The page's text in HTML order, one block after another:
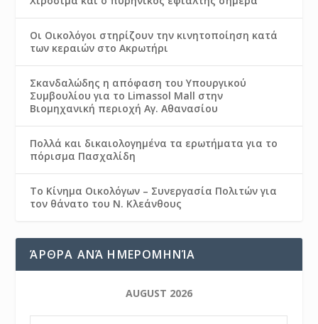
Οι Οικολόγοι στηρίζουν την κινητοποίηση κατά
των κεραιών στο Ακρωτήρι
Σκανδαλώδης η απόφαση του Υπουργικού
Συμβουλίου για το Limassol Mall στην
Βιομηχανική περιοχή Αγ. Αθανασίου
Πολλά και δικαιολογημένα τα ερωτήματα για το
πόρισμα Πασχαλίδη
Το Κίνημα Οικολόγων – Συνεργασία Πολιτών για
τον θάνατο του Ν. Κλεάνθους
ΆΡΘΡΑ ΑΝΆ ΗΜΕΡΟΜΗΝΊΑ
AUGUST 2026